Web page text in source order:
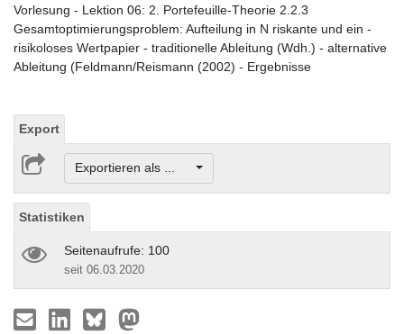
Vorlesung - Lektion 06: 2. Portefeuille-Theorie 2.2.3
Gesamtoptimierungsproblem: Aufteilung in N riskante und ein -
risikoloses Wertpapier - traditionelle Ableitung (Wdh.) - alternative
Ableitung (Feldmann/Reismann (2002) - Ergebnisse
Export
Exportieren als ...
Statistiken
Seitenaufrufe: 100
seit 06.03.2020